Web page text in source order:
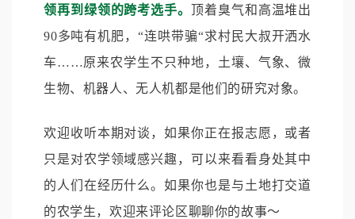
领再到绿领的跨考选手。 顶着臭气和高温堆出
90多吨有机肥，“连哄带骗“求村民大叔开洒水
车……原来农学生不只种地，土壤、气象、微
生物、机器人、无人机都是他们的研究对象。
欢迎收听本期对谈，如果你正在报志愿，或者
只是对农学领域感兴趣，可以来看看身处其中
的人们在经历什么。如果你也是与土地打交道
的农学生，欢迎来评论区聊聊你的故事～